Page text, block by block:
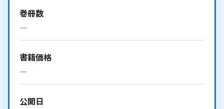
巻冊数
―
書籍価格
―
公開日